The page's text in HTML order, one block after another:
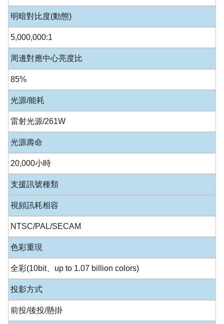
明暗對比度(動態)
5,000,000:1
周邊對應中心亮度比
85%
光源/能耗
雷射光源/261W
光源壽命
20,000小時
支援訊號種類
視頻訊耗相容
NTSC/PAL/SECAM
色彩重現
全彩(10bit、up to 1.07 billion colors)
投影方式
前投/後投/懸掛